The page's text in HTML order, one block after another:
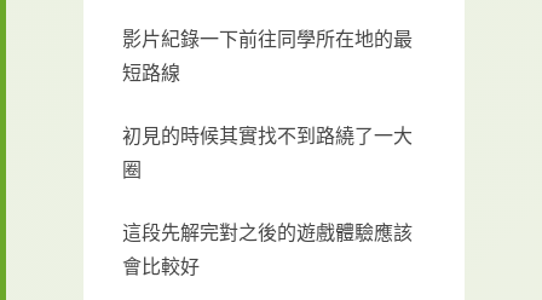
影片紀錄一下前往同學所在地的最
短路線
初見的時候其實找不到路繞了一大
圈
這段先解完對之後的遊戲體驗應該
會比較好